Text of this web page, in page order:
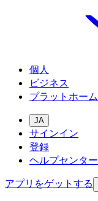
個人
ビジネス
プラットホーム
JA
サインイン
登録
ヘルプセンター
アプリをゲットする